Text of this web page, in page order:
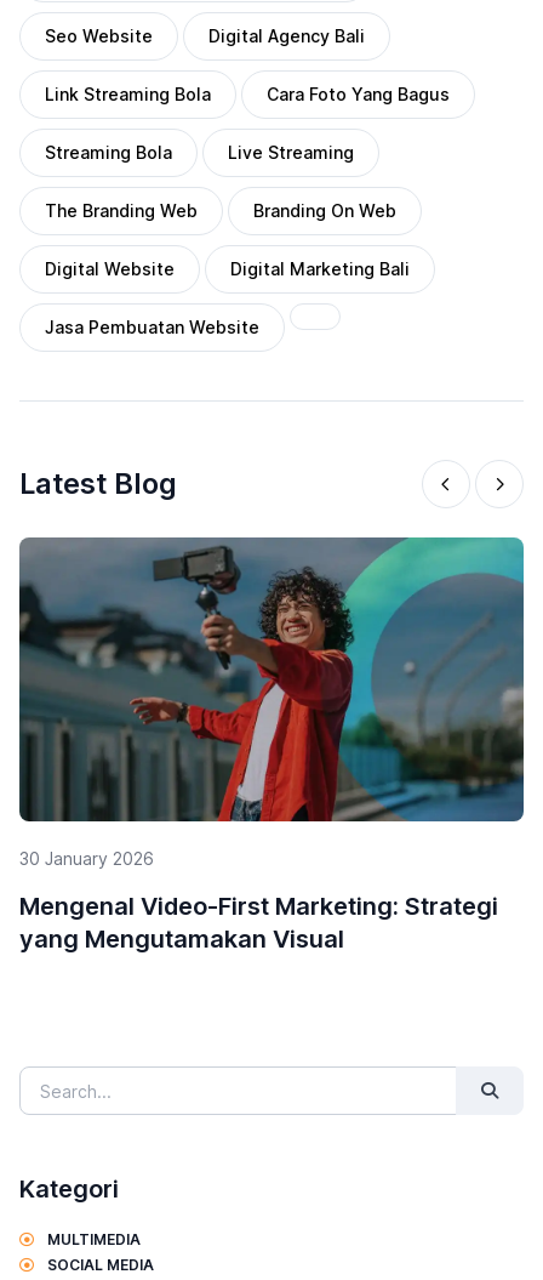
Seo Website Digital Agency Bali
Link Streaming Bola Cara Foto Yang Bagus
Streaming Bola Live Streaming
The Branding Web Branding On Web
Digital Website Digital Marketing Bali
Jasa Pembuatan Website
Latest Blog
29 January 2026
Penting untuk UMKM
Kategori
MULTIMEDIA
SOCIAL MEDIA